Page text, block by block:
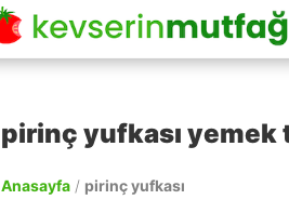
pirinç yufkası
Anasayfa / pirinç yufkası